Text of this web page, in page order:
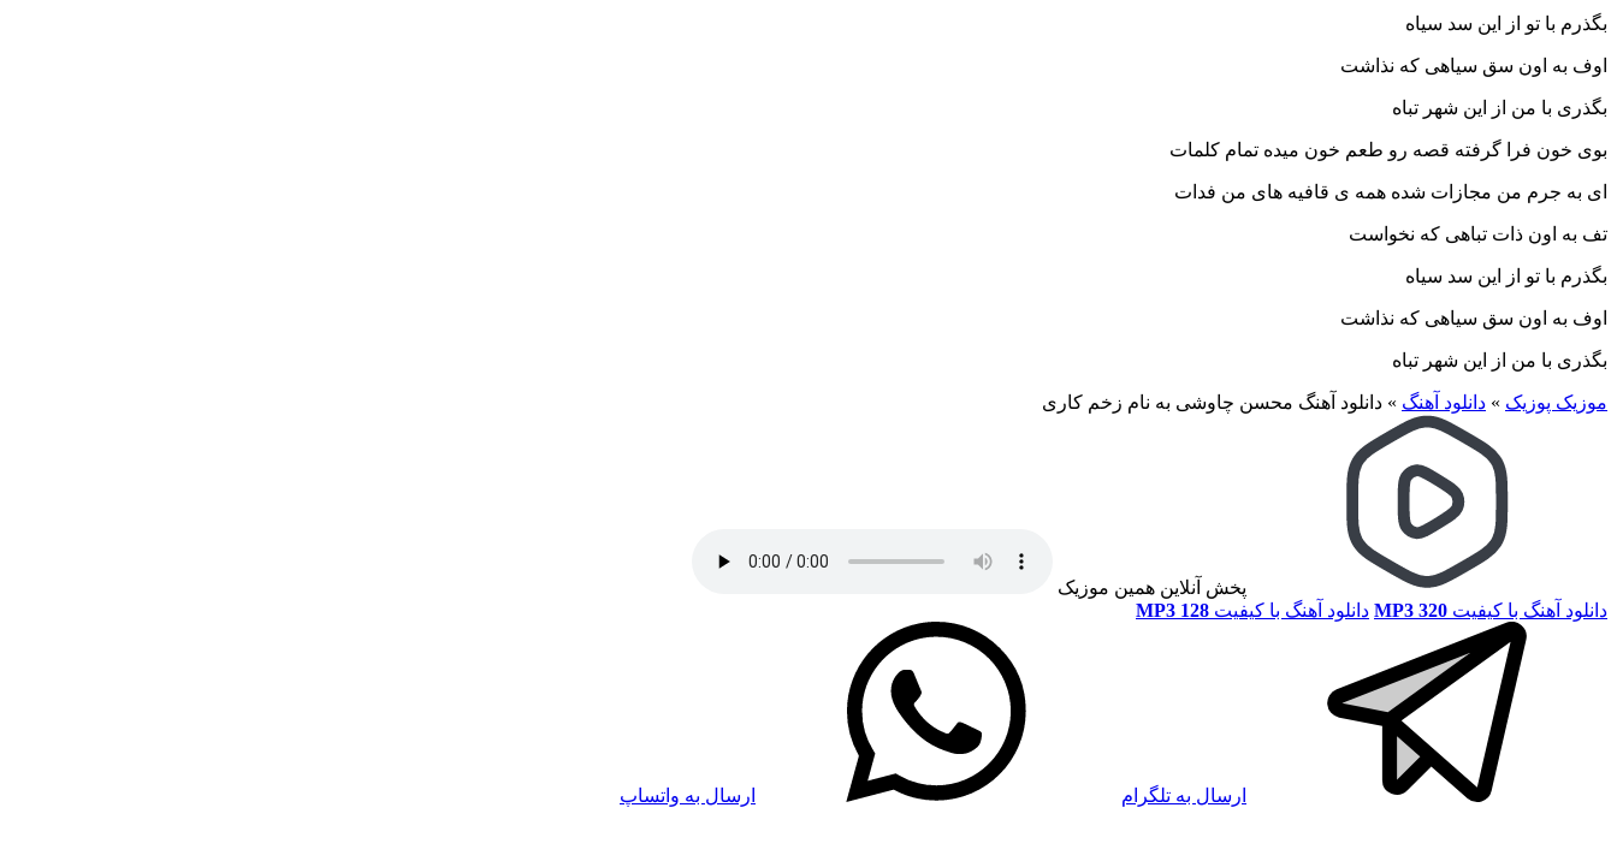
بگذرم با تو از این سد سیاه
اوف به اون سق سیاهی که نذاشت
بگذری با من از این شهر تباه
بوی خون فرا گرفته قصه رو طعم خون میده تمام کلمات
ای به جرم من مجازات شده همه ی قافیه های من فدات
تف به اون ذات تباهی که نخواست
بگذرم با تو از این سد سیاه
اوف به اون سق سیاهی که نذاشت
بگذری با من از این شهر تباه
موزیک پوزیک » دانلود آهنگ » دانلود آهنگ محسن چاوشی به نام زخم کاری
پخش آنلاین همین موزیک
دانلود آهنگ با کیفیت MP3 320 دانلود آهنگ با کیفیت MP3 128
ارسال به تلگرام ارسال به واتساپ